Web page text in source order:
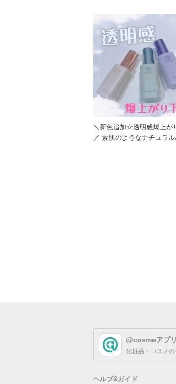
＼新色追加☆透明感爆上が
／ 素肌のようなナチュラル感で、
@cosmeアプリ
化粧品・コスメ
ヘルプ&ガイド